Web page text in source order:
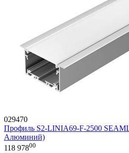
029470
Профиль S2-LINIA69-F-2500
Алюминий)
118 97800